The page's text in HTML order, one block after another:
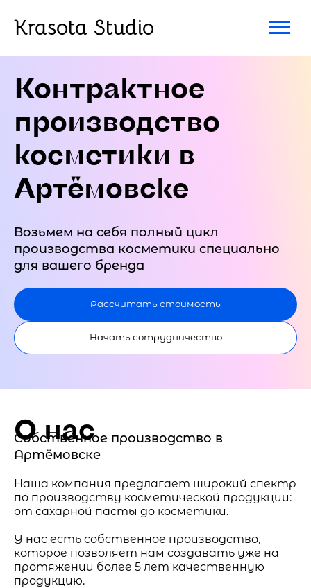
Krasota Studio
Контрактное
производство
косметики в
Артёмовске
Возьмем на себя полный цикл
производства косметики специально
для вашего бренда
Рассчитать стоимость
Начать сотрудничество
О нас
Собственное производство в
Артёмовске
Наша компания предлагает широкий спектр
по производству косметической продукции:
от сахарной пасты до косметики.
У нас есть собственное производство,
которое позволяет нам создавать уже на
протяжении более 5 лет качественную
продукцию.